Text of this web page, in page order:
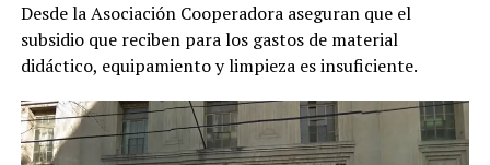
Desde la Asociación Cooperadora aseguran que el
subsidio que reciben para los gastos de material
didáctico, equipamiento y limpieza es insuficiente.